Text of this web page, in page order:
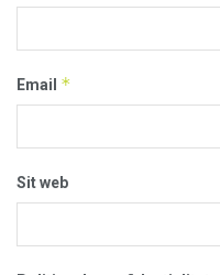
Email *
Sit web